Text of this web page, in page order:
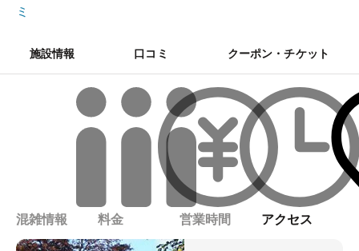
ミ
施設情報 口コミ クーポン・チケット
混雑情報 料金 営業時間 アクセス